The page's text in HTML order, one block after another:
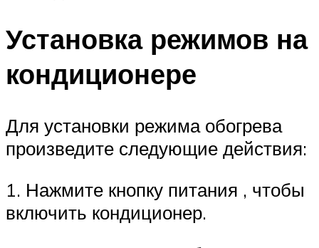
Установка режимов на
кондиционере
Для установки режима обогрева
произведите следующие действия:
1. Нажмите кнопку питания , чтобы
включить кондиционер.